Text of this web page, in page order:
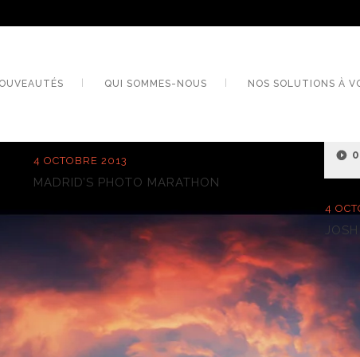
QUI SOMMES-NOUS NOS SOLUTIONS À
4 OCTOBRE 2013
MADRID’S PHOTO MARATHON
audio
4